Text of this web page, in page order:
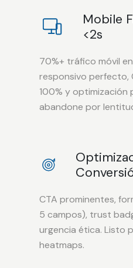
Mobile
<2s
70%+ tráfico móvil
responsivo perfecto,
100% y optimización
abandone por
CTA prominentes,
5 campos), trust
urgencia ética. Listo
heatmaps.